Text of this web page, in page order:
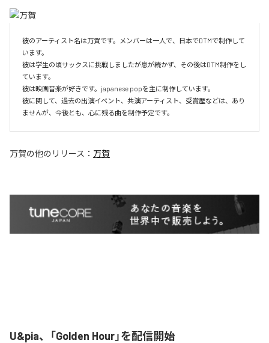
彼のアーティスト名は万賀です。メンバーは一人で、日本でDTMで制作して
います。
彼は学生の頃サックスに挑戦しましたが息が続かず、その後はDTM制作をし
ています。
彼は映画音楽が好きです。japanese popを主に制作しています。
彼に関して、過去の出演イベント、共演アーティスト、受賞歴などは、あり
ませんが、今後とも、心に残る曲を制作予定です。
万賀の他のリリース： 万賀
U&pia、「Golden Hour」を配信開始